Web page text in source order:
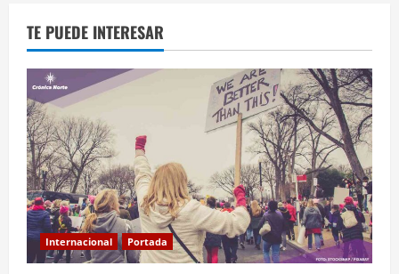
TE PUEDE INTERESAR
Internacional Portada